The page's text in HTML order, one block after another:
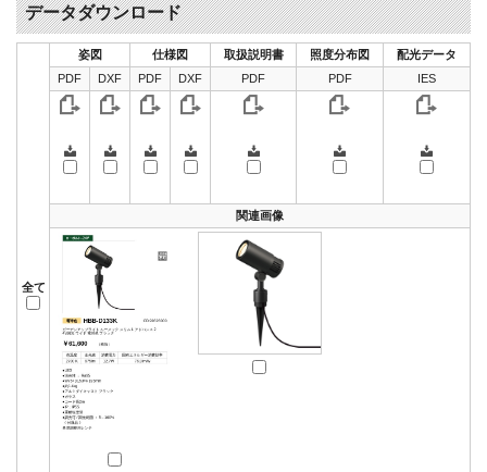
データダウンロード
全て
姿図 仕様図 取扱説明書 照度分布図
配光データ
PDF
DXF PDF DXF PDF PDF IES
関連画像